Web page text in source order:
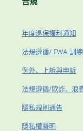
年度退保權利通知
法規遵循/ FWA 訓
例外、上訴與申訴
法規遵循/欺詐、浪
隱私規則通告
隱私權聲明